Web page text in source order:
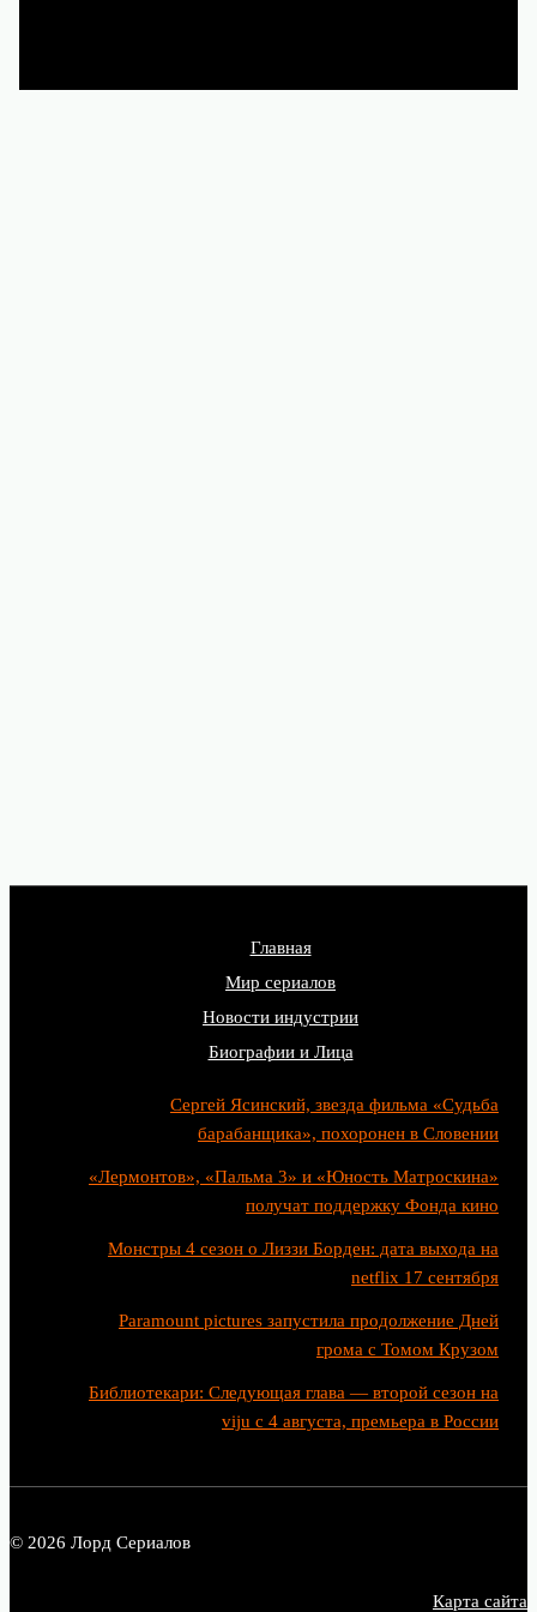
Главная
Мир сериалов
Новости индустрии
Биографии и Лица
Сергей Ясинский, звезда фильма «Судьба
барабанщика», похоронен в Словении
«Лермонтов», «Пальма 3» и «Юность Матроскина»
получат поддержку Фонда кино
Монстры 4 сезон о Лиззи Борден: дата выхода на
netflix 17 сентября
Paramount pictures запустила продолжение Дней
грома с Томом Крузом
Библиотекари: Следующая глава — второй сезон на
viju с 4 августа, премьера в России
© 2026 Лорд Сериалов
Карта сайта